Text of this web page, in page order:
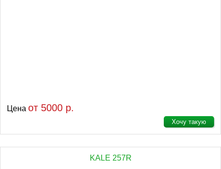
Цена от 5000 р.
Хочу такую
KALE 257R